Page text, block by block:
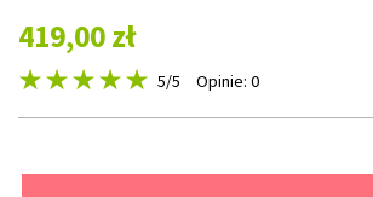
419,00 zł
5/5 Opinie: 0